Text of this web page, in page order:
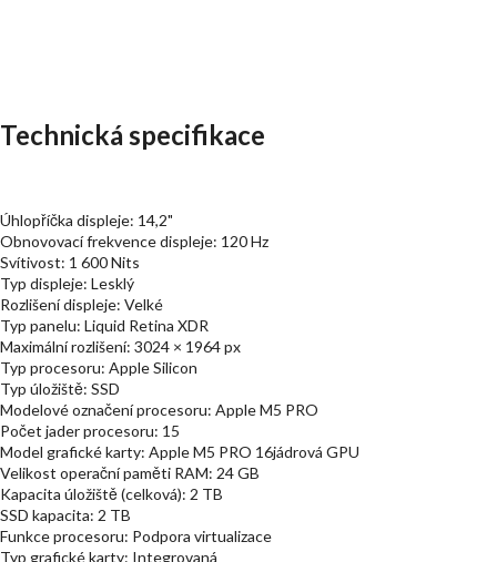
Technická specifikace
Úhlopříčka displeje: 14,2"
Obnovovací frekvence displeje: 120 Hz
Svítivost: 1 600 Nits
Typ displeje: Lesklý
Rozlišení displeje: Velké
Typ panelu: Liquid Retina XDR
Maximální rozlišení: 3024 × 1964 px
Typ procesoru: Apple Silicon
Typ úložiště: SSD
Modelové označení procesoru: Apple M5 PRO
Počet jader procesoru: 15
Model grafické karty: Apple M5 PRO 16jádrová GPU
Velikost operační paměti RAM: 24 GB
Kapacita úložiště (celková): 2 TB
SSD kapacita: 2 TB
Funkce procesoru: Podpora virtualizace
Typ grafické karty: Integrovaná